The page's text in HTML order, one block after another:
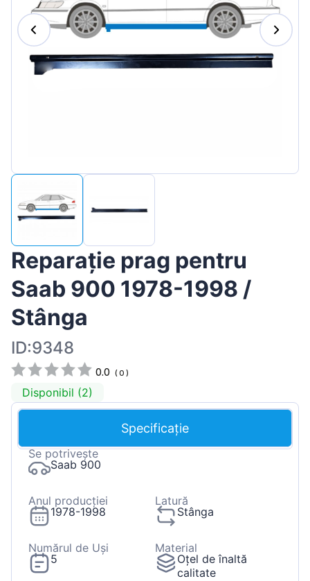
Lietuvių
Reparație prag pentru
Saab 900 1978-1998 /
Stânga
ID:9348
0.0 (0 )
Disponibil (2)
Specificație
Se potrivește
Saab 900
Anul producției
1978-1998
Latură
Stânga
Numărul de Uși
5
Material
Oțel de înaltă
calitate